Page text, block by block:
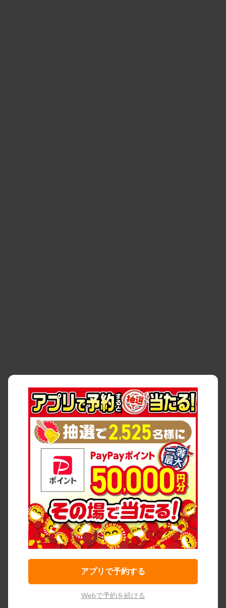
アプリで予約する
Webで予約を続ける